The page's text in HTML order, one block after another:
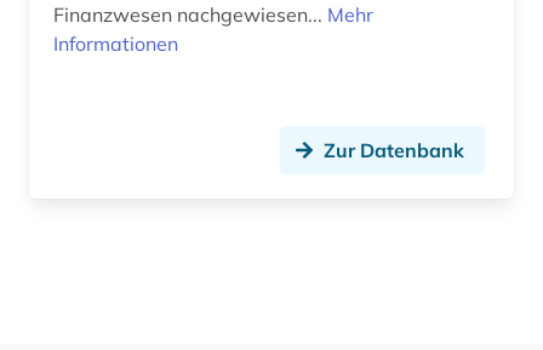
Finanzwesen nachgewiesen... Mehr
Informationen
Zur Datenbank